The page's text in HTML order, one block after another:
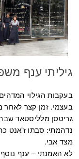
גיליתי ענף
בעצמי. זמן קצר לאחר
גריטסן מלליסטאד
נדהמתי: סבתו ז'אנט
מצד אבי.
לא האמנתי – ענף